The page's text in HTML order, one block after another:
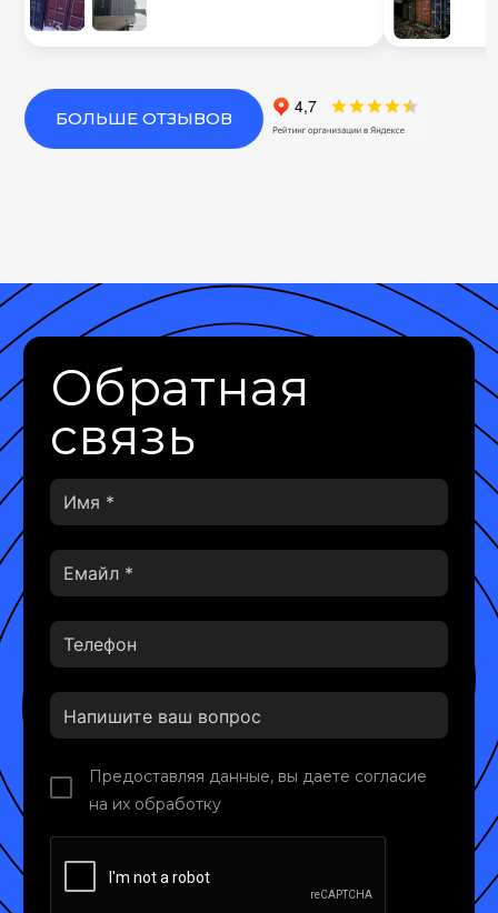
БОЛЬШЕ ОТЗЫВОВ
Обратная
связь
Предоставляя данные, вы даете согласие
на их обработку